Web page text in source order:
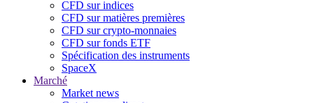
CFD sur indices
CFD sur matières premières
CFD sur crypto-monnaies
CFD sur fonds ETF
Spécification des instruments
SpaceX
Marché
Market news